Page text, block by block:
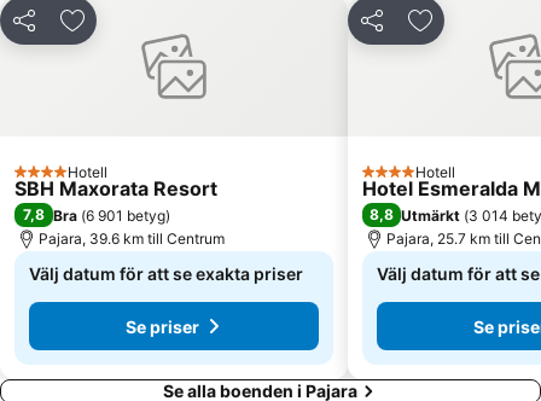
Dela Lägg till i Mina Favoriter
4 Stjärnor
Hotell
SBH Maxorata Resort
7,8 Bra (6 901 betyg)
Pajara, 39.6 km till Centrum
Välj datum för att se exakta priser
Se priser
Dela Lägg till i
4 Stjärnor
Hotell
Hotel Esmeralda
8,8 Utmärkt (3 014
Pajara, 25.7 km till
Välj datum för att
Se
Se alla boenden i Pajara